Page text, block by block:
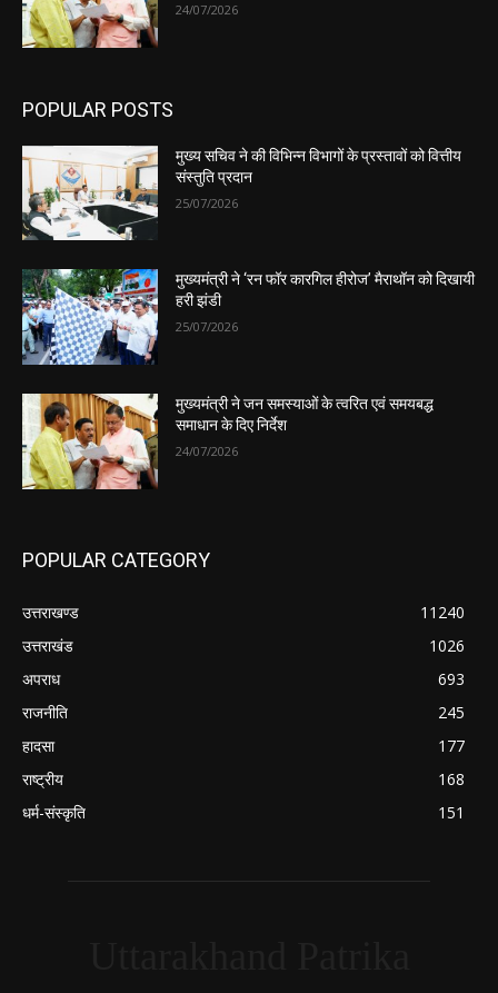
24/07/2026
POPULAR POSTS
मुख्य सचिव ने की विभिन्न विभागों के प्रस्तावों को वित्तीय
संस्तुति प्रदान
25/07/2026
मुख्यमंत्री ने ‘रन फॉर कारगिल हीरोज’ मैराथॉन को दिखायी
हरी झंडी
25/07/2026
मुख्यमंत्री ने जन समस्याओं के त्वरित एवं समयबद्ध
समाधान के दिए निर्देश
24/07/2026
POPULAR CATEGORY
उत्तराखण्ड
11240
उत्तराखंड
1026
अपराध
693
राजनीति
245
हादसा
177
राष्ट्रीय
168
धर्म-संस्कृति
151